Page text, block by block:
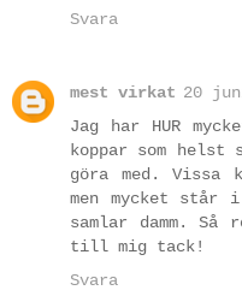
Svara
mest virkat 20
Jag har HUR
koppar som
göra med. Vissa
men mycket står
samlar damm.
till mig tack!
Svara